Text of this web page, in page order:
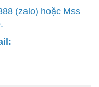
(zalo) hoặc Mss